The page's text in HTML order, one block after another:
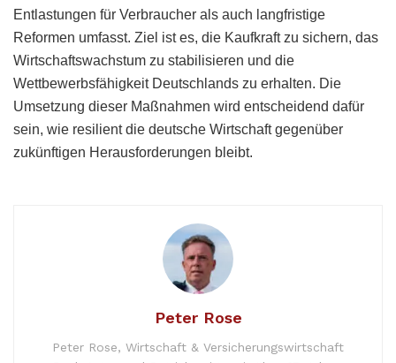
Entlastungen für Verbraucher als auch langfristige
Reformen umfasst. Ziel ist es, die Kaufkraft zu sichern, das
Wirtschaftswachstum zu stabilisieren und die
Wettbewerbsfähigkeit Deutschlands zu erhalten. Die
Umsetzung dieser Maßnahmen wird entscheidend dafür
sein, wie resilient die deutsche Wirtschaft gegenüber
zukünftigen Herausforderungen bleibt.
Peter Rose
Peter Rose, Wirtschaft & Versicherungswirtschaft